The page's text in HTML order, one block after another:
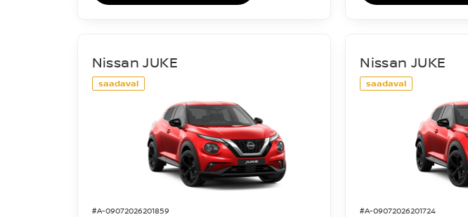
saadaval
#A-09072026201859
Nissan JUKE
saadaval
#A-09072026201724
Nissan JUKE